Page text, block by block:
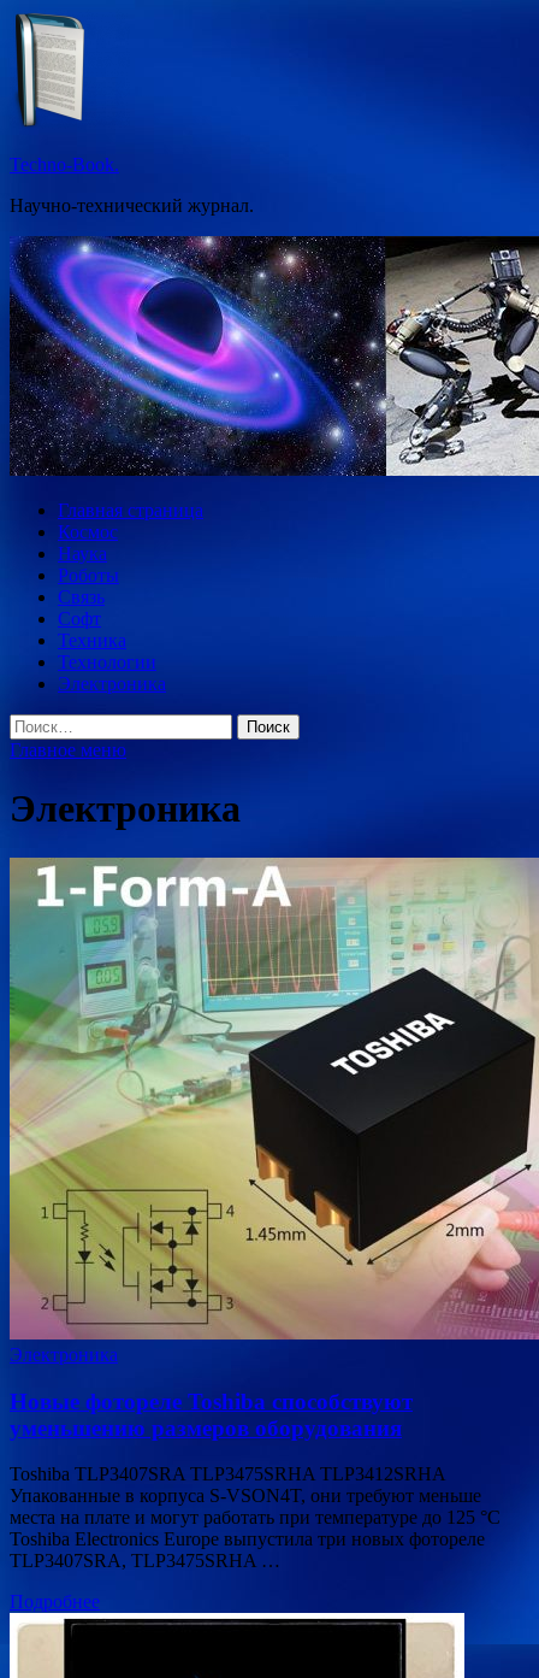
Перейти
к
содержимому
Techno-Book.
Научно-технический журнал.
Главная страница
Космос
Наука
Роботы
Связь
Софт
Техника
Технологии
Электроника
Найти:
Главное меню
Электроника
Электроника
Новые фотореле Toshiba способствуют
уменьшению размеров оборудования
Toshiba TLP3407SRA TLP3475SRHA TLP3412SRHA
Упакованные в корпуса S-VSON4T, они требуют меньше
места на плате и могут работать при температуре до 125 °C
Toshiba Electronics Europe выпустила три новых фотореле
TLP3407SRA, TLP3475SRHA …
Подробнее